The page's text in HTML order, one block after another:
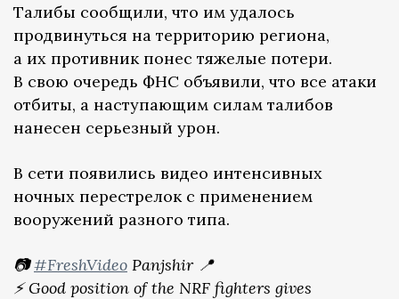
Талибы сообщили, что им удалось
продвинуться на территорию региона,
а их противник понес тяжелые потери.
В свою очередь ФНС объявили, что все атаки
отбиты, а наступающим силам талибов
нанесен серьезный урон.
В сети появились видео интенсивных
ночных перестрелок с применением
вооружений разного типа.
📷#FreshVideo Panjshir 📍
⚡ Good position of the NRF fighters gives